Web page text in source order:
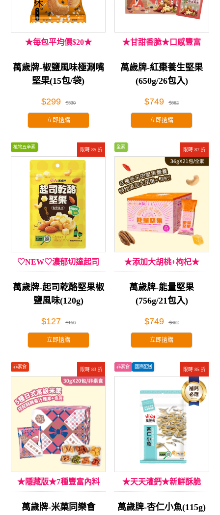
★每包平均價$20★
萬歲牌-椒鹽風味極涮嘴
堅果(15包/袋)
$299 $330
立即搶購
★甘甜香脆★口感豐富
萬歲牌-紅棗養生堅果
(650g/26包入)
$749 $862
立即搶購
限時 85 折
植物五辛素
♡NEW♡濃郁切達起司
萬歲牌-起司乾酪堅果椒
鹽風味(120g)
$127 $150
立即搶購
限時 87 折
全素
★添加大胡桃+枸杞★
萬歲牌-能量堅果
(756g/21包入)
$749 $862
立即搶購
限時 83 折
非素食
★隱藏版★7種豐富內料
萬歲牌-米菓同樂會
限時 85 折
非素食 國際配送
★天天灌鈣★新鮮酥脆
萬歲牌-杏仁小魚(115g)